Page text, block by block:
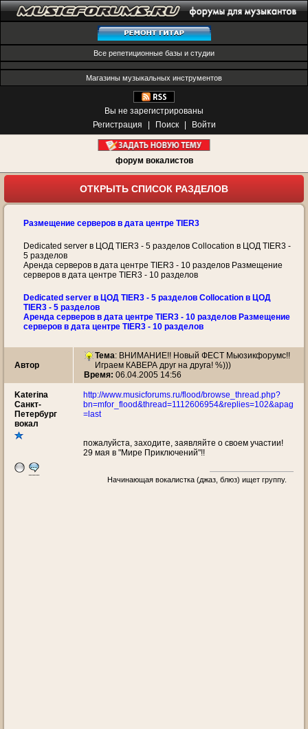
Все репетиционные базы и студии
Магазины музыкальных инструментов
Вы не зарегистрированы
Регистрация
Поиск Войти
форум вокалистов
ОТКРЫТЬ СПИСОК РАЗДЕЛОВ
Размещение серверов в дата центре TIER3
Dedicated server в ЦОД TIER3 - 5 разделов Collocation в ЦОД TIER3 -
5 разделов
Аренда серверов в дата центре TIER3 - 10 разделов Размещение
серверов в дата центре TIER3 - 10 разделов
Dedicated server в ЦОД TIER3 - 5 разделов Collocation в ЦОД
TIER3 - 5 разделов
Аренда серверов в дата центре TIER3 - 10 разделов Размещение
серверов в дата центре TIER3 - 10 разделов
Автор
Тема: ВНИМАНИЕ!! Новый ФЕСТ Мьюзикфорумс!!
Играем КАВЕРА друг на друга! %)))
Время: 06.04.2005 14:56
Katerina
Санкт-
Петербург
вокал
http://www.musicforums.ru/flood/browse_thread.php?
bn=mfor_flood&thread=1112606954&replies=102&apag
=last
пожалуйста, заходите, заявляйте о своем участии!
29 мая в "Мире Приключений"!!
Начинающая вокалистка (джаз, блюз) ищет группу.